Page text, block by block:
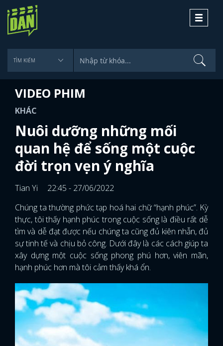
Toggle
VIDEO PHIM
KHÁC
Nuôi dưỡng những mối
quan hệ để sống một cuộc
đời trọn vẹn ý nghĩa
Tian Yi
22:45 - 27/06/2022
Chúng ta thường phức tạp hoá hai chữ “hạnh phúc”. Kỳ
thực, tôi thấy hạnh phúc trong cuộc sống là điều rất dễ
tìm và dễ đạt được nếu chúng ta cũng đủ kiên nhẫn, đủ
sự tinh tế và chịu bỏ công. Dưới đây là các cách giúp ta
xây dựng một cuộc sống phong phú hơn, viên mãn,
hạnh phúc hơn mà tôi cảm thấy khá ổn.